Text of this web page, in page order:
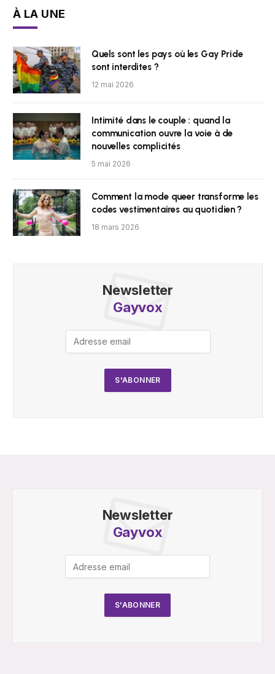
À LA UNE
Quels sont les pays où les Gay Pride
sont interdites ?
12 mai 2026
Intimité dans le couple : quand la
communication ouvre la voie à de
nouvelles complicités
5 mai 2026
Comment la mode queer transforme les
codes vestimentaires au quotidien ?
18 mars 2026
Newsletter
Gayvox
Newsletter
Gayvox